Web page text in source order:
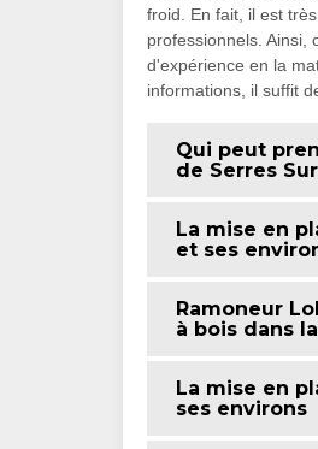
froid. En fait, il est
professionnels. Ainsi,
d'expérience en la
informations, il suffit
Qui peut
de Serres
La mise en
et ses
Ramoneur
à bois dans
La mise en
ses environs